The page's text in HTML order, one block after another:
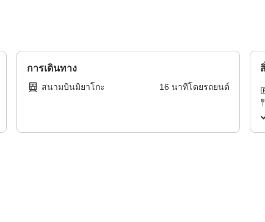
การเดินทาง
สนามบินมิยาโกะ 16 นาทีโดยรถยนต์